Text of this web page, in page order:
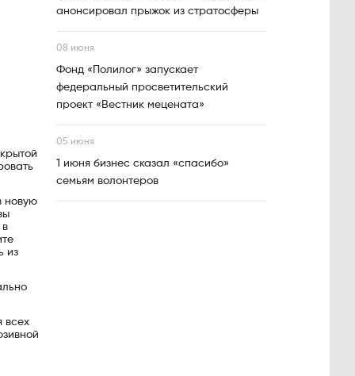
новую
в
из
всех
анонсировал прыжок из стратосферы
08 июня
Фонд «Полилог» запускает
федеральный просветительский
проект «Вестник мецената»
05 июня
1 июня бизнес сказал «спасибо»
семьям волонтеров